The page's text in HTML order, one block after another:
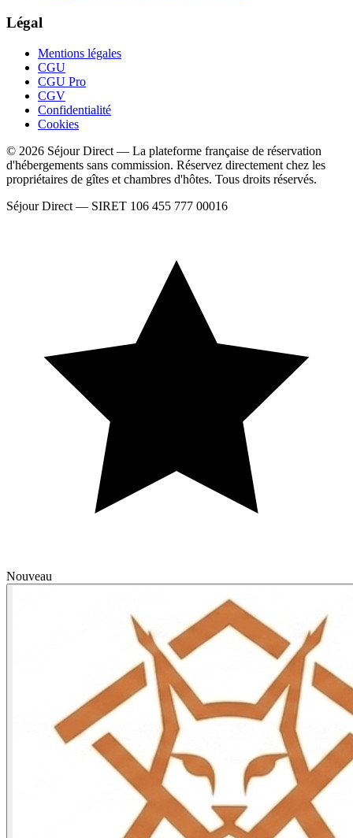
Légal
Mentions légales
CGU
CGU Pro
CGV
Confidentialité
Cookies
© 2026 Séjour Direct — La plateforme française de réservation
d'hébergements sans commission. Réservez directement chez les
propriétaires de gîtes et chambres d'hôtes. Tous droits réservés.
Séjour Direct — SIRET 106 455 777 00016
Nouveau